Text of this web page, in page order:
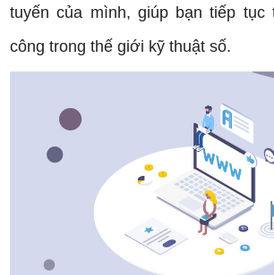
tuyến của mình, giúp bạn tiếp tục
công trong thế giới kỹ thuật số.